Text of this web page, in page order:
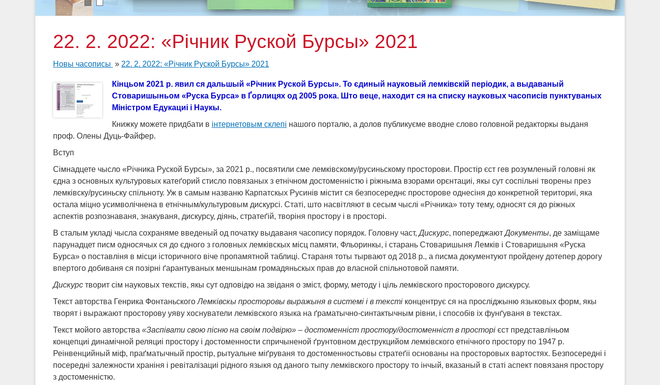
1 2
22. 2. 2022: «Річник Руской Бурсы» 2021
Новы часописы » 22. 2. 2022: «Річник Руской Бурсы» 2021
Кінцьом 2021 р. явил ся дальшый «Річник Руской Бурсы». То єдиный науковый лемківскій періодик, а выдаваный
Стоваришыньом «Руска Бурса» в Ґорлицях од 2005 рока. Што веце, находит ся на списку науковых часописів пунктуваных
Міністром Едукациі і Наукы.
Книжку можете придбати в інтернетовым склепі нашого порталю, а долов публикуєме вводне слово головной редакторкы выданя
проф. Олены Дуць-Файфер.
Вступ
Сімнадцете чысло «Річника Руской Бурсы», за 2021 р., посвятили сме лемківскому/русиньскому просторови. Простір єст гев розумленый головні як
єдна з основных культуровых катеґорий стисло повязаных з етнічном достоменністю і ріжныма взорами орєнтациі, якы сут соспільні творены през
лемківску/русиньску спільноту. Уж в самым названю Карпатскых Русинів містит ся безпосереднє просторове однесіня до конкретной териториі, яка
остала міцно усимволічнена в етнічным/культуровым дискурсі. Статі, што насвітляют в сесым чыслі «Річника» тоту тему, односят ся до ріжных
аспектів розпознаваня, знакуваня, дискурсу, діянь, стратеґій, творіня простору і в просторі.
В сталым укладі чысла сохраняме введеный од початку выдаваня часопису порядок. Головну част,Дискурс, попереджаютДокументы, де заміщаме
парунадцет писм односячых ся до єдного з головных лемківскых місц памяти, Фльоринкы, і старань Стоваришыня Лемків і Стоваришыня «Руска
Бурса» о поставліня в місци історичного віче пропамятной таблиці. Стараня тоты тырвают од 2018 р., а писма документуют пройдену дотепер дорогу
впертого добиваня ся позірні ґарантуваных меншынам громадяньскых прав до власной спільнотовой памяти.
Дискурс творит сім науковых текстів, якы сут одповідю на звіданя о зміст, форму, методу і ціль лемківского просторового дискурсу.
Текст авторства Генрика ФонтаньскогоЛемківскы просторовы выражыня в системі і в тексті концентрує ся на просліджыню языковых форм, якы
творят і выражают просторову уяву хоснуватели лемківского языка на ґраматычно-синтактычным рівни, і способів іх фунґуваня в текстах.
Текст мойого авторства «Заспівати свою пісню на своім подвірю» – достоменніст простору/достоменніст в просторі єст представліньом
концепциі динамічной реляциі простору і достоменности спричыненой ґрунтовном деструкцийом лемківского етнічного простору по 1947 р.
Реінвенцийный міф, праґматычный простір, рытуальне міґруваня то достоменностьовы стратеґіі основаны на просторовых вартостях. Безпосередні і
посередні залежности храніня і ревіталізациі рідного языкя од даного тыпу лемківского простору то інчый, вказаный в статі аспект повязаня простору
з достоменністю.